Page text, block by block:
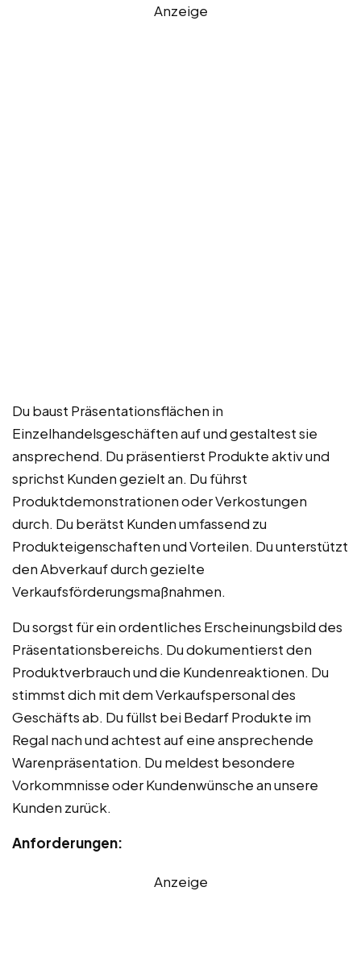
Anzeige
Du baust Präsentationsflächen in
Einzelhandelsgeschäften auf und gestaltest sie
ansprechend. Du präsentierst Produkte aktiv und
sprichst Kunden gezielt an. Du führst
Produktdemonstrationen oder Verkostungen
durch. Du berätst Kunden umfassend zu
Produkteigenschaften und Vorteilen. Du unterstützt
den Abverkauf durch gezielte
Verkaufsförderungsmaßnahmen.
Du sorgst für ein ordentliches Erscheinungsbild des
Präsentationsbereichs. Du dokumentierst den
Produktverbrauch und die Kundenreaktionen. Du
stimmst dich mit dem Verkaufspersonal des
Geschäfts ab. Du füllst bei Bedarf Produkte im
Regal nach und achtest auf eine ansprechende
Warenpräsentation. Du meldest besondere
Vorkommnisse oder Kundenwünsche an unsere
Kunden zurück.
Anforderungen:
Anzeige